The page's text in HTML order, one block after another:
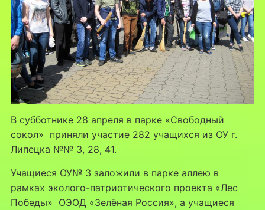
В субботнике 28 апреля в парке «Свободный
сокол» приняли участие 282 учащихся из ОУ г.
Липецка №№ 3, 28, 41.
Учащиеся ОУ№ 3 заложили в парке аллею в
рамках эколого-патриотического проекта «Лес
Победы» ОЭОД «Зелёная Россия», а учащиеся